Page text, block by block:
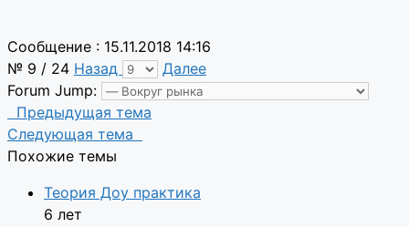
Сообщение : 15.11.2018 14:16
№ 9 / 24 Назад
Далее
Forum Jump:
Предыдущая тема
Следующая тема
Похожие темы
Теория Доу практика
6 лет